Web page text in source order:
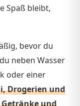
Spaß bleibt,
bevor du
neben Wasser
oder einer
Drogerien und
und